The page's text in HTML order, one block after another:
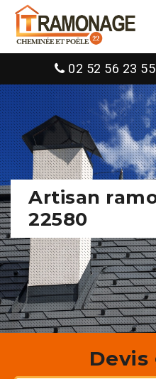
02 52 56 23 55
Artisan
22580